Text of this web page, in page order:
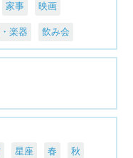
家事 映画
楽器 飲み会
星座 春 秋